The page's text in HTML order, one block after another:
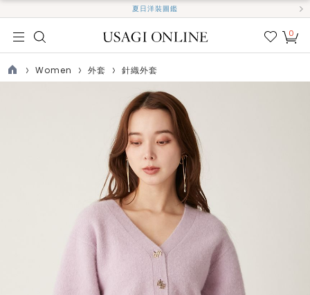
夏日洋裝圖鑑
我的
0
TOP
Women 外套 針織外套